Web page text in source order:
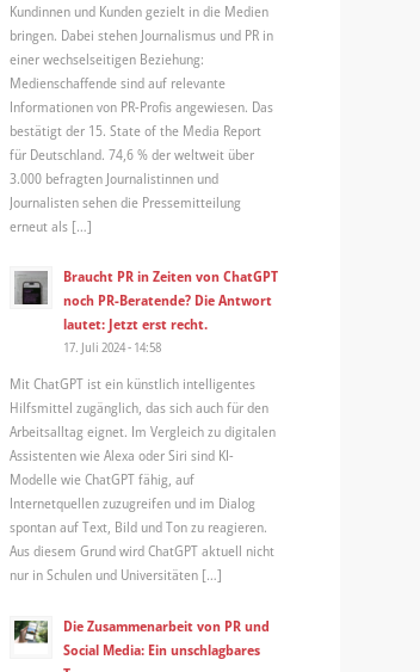
Kundinnen und Kunden gezielt in die Medien
bringen. Dabei stehen Journalismus und PR in
einer wechselseitigen Beziehung:
Medienschaffende sind auf relevante
Informationen von PR-Profis angewiesen. Das
bestätigt der 15. State of the Media Report
für Deutschland. 74,6 % der weltweit über
3.000 befragten Journalistinnen und
Journalisten sehen die Pressemitteilung
erneut als […]
Braucht PR in Zeiten von ChatGPT
noch PR-Beratende? Die Antwort
lautet: Jetzt erst recht.
17. Juli 2024 - 14:58
Mit ChatGPT ist ein künstlich intelligentes
Hilfsmittel zugänglich, das sich auch für den
Arbeitsalltag eignet. Im Vergleich zu digitalen
Assistenten wie Alexa oder Siri sind KI-
Modelle wie ChatGPT fähig, auf
Internetquellen zuzugreifen und im Dialog
spontan auf Text, Bild und Ton zu reagieren.
Aus diesem Grund wird ChatGPT aktuell nicht
nur in Schulen und Universitäten […]
Die Zusammenarbeit von PR und
Social Media: Ein unschlagbares